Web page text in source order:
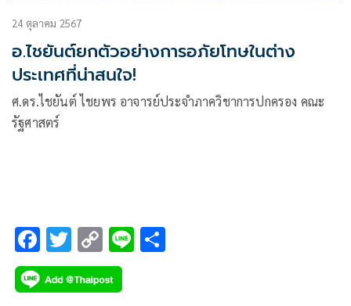
24 ตุลาคม 2567
อ.ไชยันต์ยกตัวอย่างการอภัยโทษในต่าง
ประเทศที่น่าสนใจ!
ศ.ดร.ไชยันต์ ไชยพร อาจารย์ประจำภาควิชาการปกครอง คณะ
รัฐศาสตร์
F
ac
e
T
wi
tt
C
o
p
Li